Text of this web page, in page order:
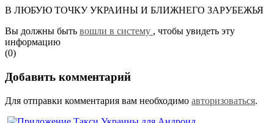
В ЛЮБУЮ ТОЧКУ УКРАИНЫ И БЛИЖНЕГО ЗАРУБЕЖЬЯ
Вы должны быть вошли в систему , чтобы увидеть эту
информацию
(0)
Добавить комментарий
Для отправки комментария вам необходимо авторизоваться.